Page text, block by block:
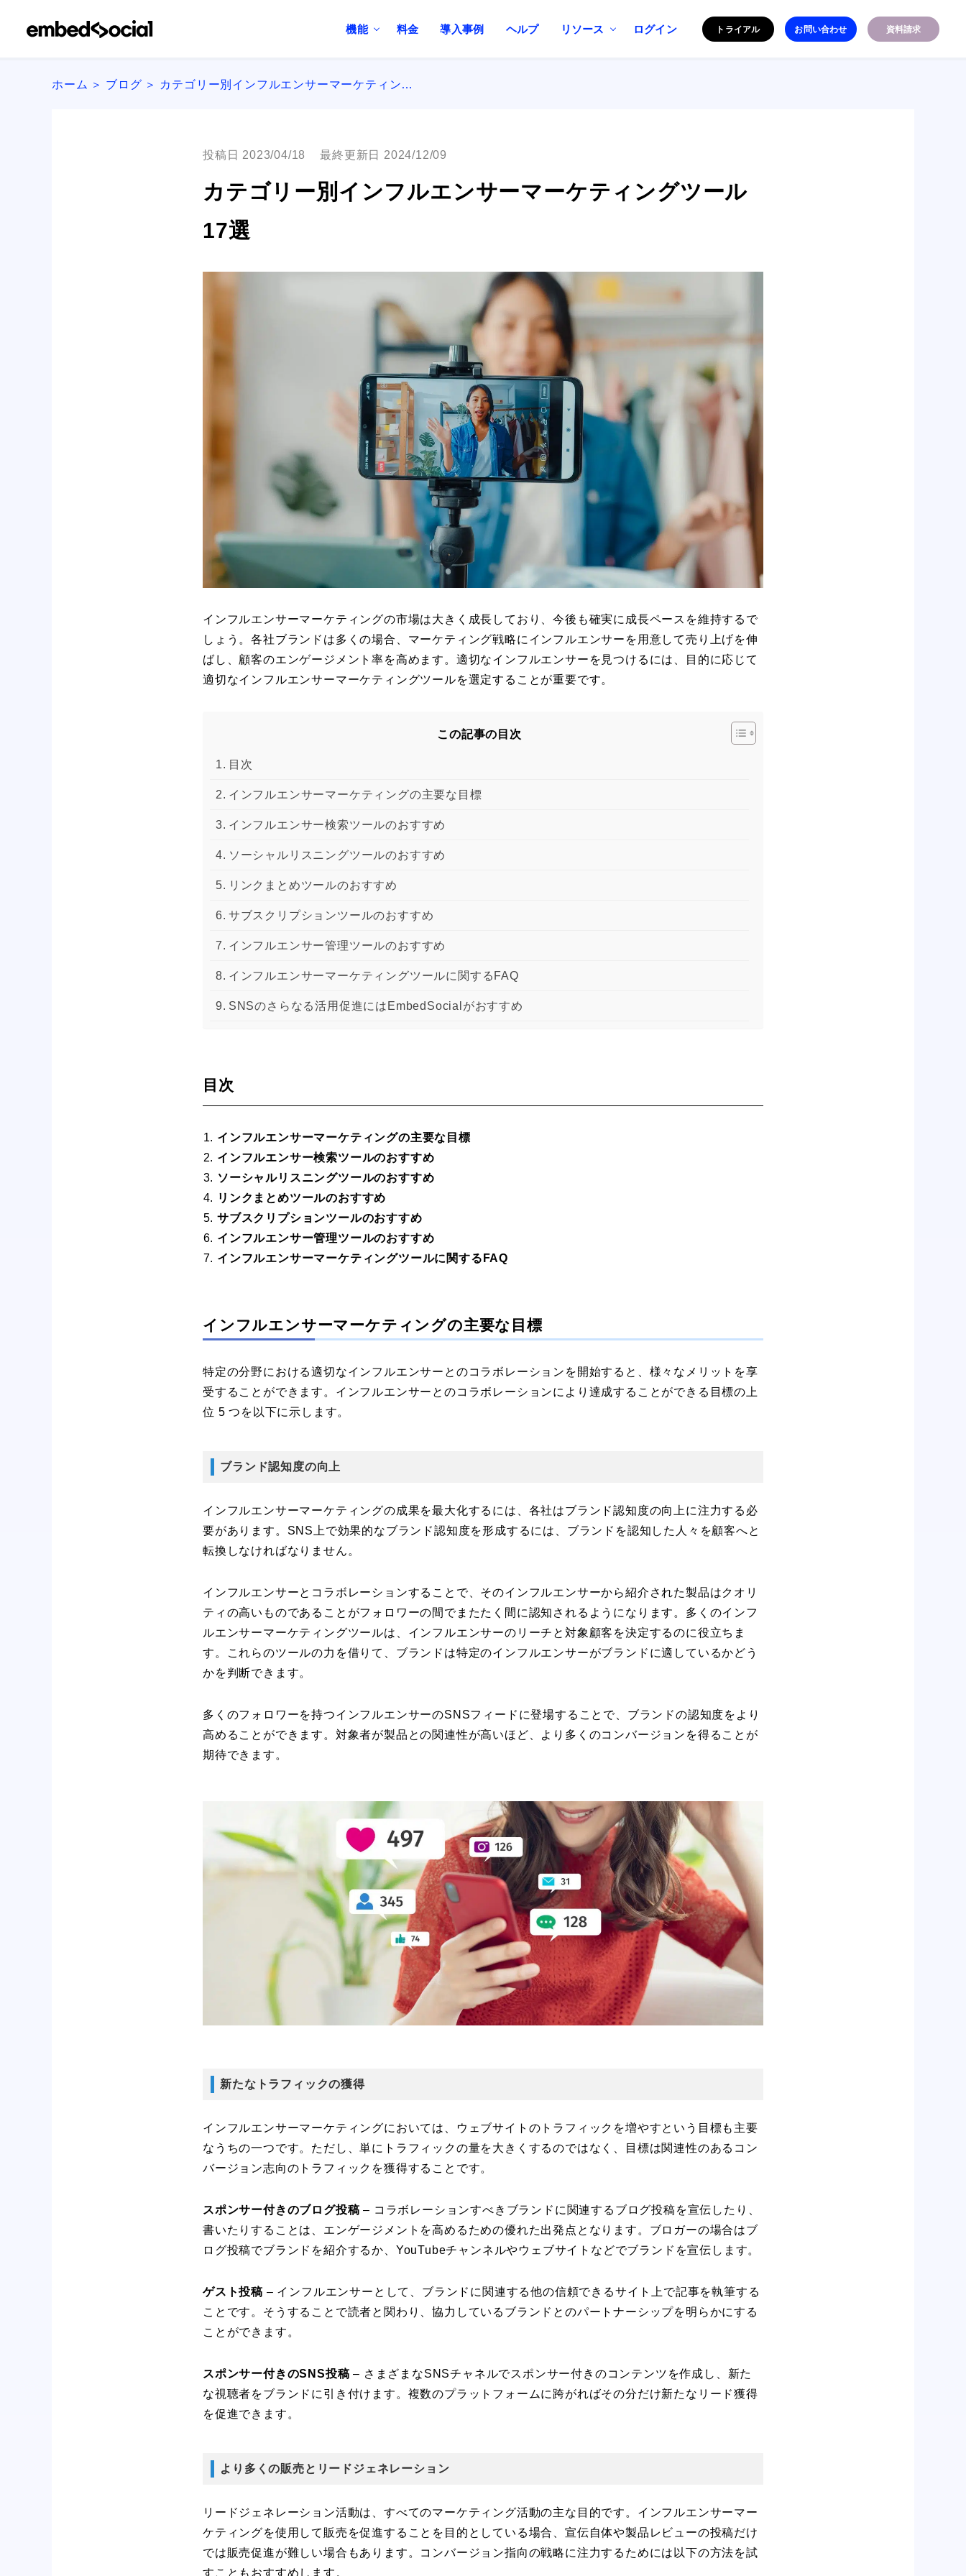
機能 料金 導入事例 ヘルプ リソース ログイン トライアル お問い合わせ 資料請求
ホーム ブログ カテゴリー別インフルエンサーマーケティン…
投稿日 2023/04/18 最終更新日 2024/12/09
カテゴリー別インフルエンサーマーケティングツール
17選
インフルエンサーマーケティングの市場は大きく成長しており、今後も確実に成長ペースを維持するで
しょう。各社ブランドは多くの場合、マーケティング戦略にインフルエンサーを用意して売り上げを伸
ばし、顧客のエンゲージメント率を高めます。適切なインフルエンサーを見つけるには、目的に応じて
適切なインフルエンサーマーケティングツールを選定することが重要です。
この記事の目次
目次
インフルエンサーマーケティングの主要な目標
インフルエンサー検索ツールのおすすめ
ソーシャルリスニングツールのおすすめ
リンクまとめツールのおすすめ
サブスクリプションツールのおすすめ
インフルエンサー管理ツールのおすすめ
インフルエンサーマーケティングツールに関するFAQ
SNSのさらなる活用促進にはEmbedSocialがおすすめ
目次
インフルエンサーマーケティングの主要な目標
インフルエンサー検索ツールのおすすめ
ソーシャルリスニングツールのおすすめ
リンクまとめツールのおすすめ
サブスクリプションツールのおすすめ
インフルエンサー管理ツールのおすすめ
インフルエンサーマーケティングツールに関するFAQ
インフルエンサーマーケティングの主要な目標
特定の分野における適切なインフルエンサーとのコラボレーションを開始すると、様々なメリットを享
受することができます。インフルエンサーとのコラボレーションにより達成することができる目標の上
位 5 つを以下に示します。
ブランド認知度の向上
インフルエンサーマーケティングの成果を最大化するには、各社はブランド認知度の向上に注力する必
要があります。SNS上で効果的なブランド認知度を形成するには、ブランドを認知した人々を顧客へと
転換しなければなりません。
インフルエンサーとコラボレーションすることで、そのインフルエンサーから紹介された製品はクオリ
ティの高いものであることがフォロワーの間でまたたく間に認知されるようになります。多くのインフ
ルエンサーマーケティングツールは、インフルエンサーのリーチと対象顧客を決定するのに役立ちま
す。これらのツールの力を借りて、ブランドは特定のインフルエンサーがブランドに適しているかどう
かを判断できます。
多くのフォロワーを持つインフルエンサーのSNSフィードに登場することで、ブランドの認知度をより
高めることができます。対象者が製品との関連性が高いほど、より多くのコンバージョンを得ることが
期待できます。
新たなトラフィックの獲得
インフルエンサーマーケティングにおいては、ウェブサイトのトラフィックを増やすという目標も主要
なうちの一つです。ただし、単にトラフィックの量を大きくするのではなく、目標は関連性のあるコン
バージョン志向のトラフィックを獲得することです。
スポンサー付きのブログ投稿 – コラボレーションすべきブランドに関連するブログ投稿を宣伝したり、
書いたりすることは、エンゲージメントを高めるための優れた出発点となります。ブロガーの場合はブ
ログ投稿でブランドを紹介するか、YouTubeチャンネルやウェブサイトなどでブランドを宣伝します。
ゲスト投稿 – インフルエンサーとして、ブランドに関連する他の信頼できるサイト上で記事を執筆する
ことです。そうすることで読者と関わり、協力しているブランドとのパートナーシップを明らかにする
ことができます。
スポンサー付きのSNS投稿 – さまざまなSNSチャネルでスポンサー付きのコンテンツを作成し、新た
な視聴者をブランドに引き付けます。複数のプラットフォームに跨がればその分だけ新たなリード獲得
を促進できます。
より多くの販売とリードジェネレーション
リードジェネレーション活動は、すべてのマーケティング活動の主な目的です。インフルエンサーマー
ケティングを使用して販売を促進することを目的としている場合、宣伝自体や製品レビューの投稿だけ
では販売促進が難しい場合もあります。コンバージョン指向の戦略に注力するためには以下の方法を試
すこともおすすめします。